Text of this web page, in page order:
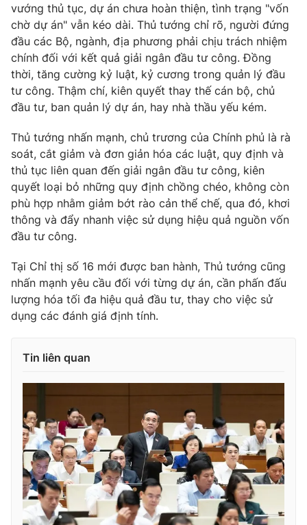
VTV Money VTV Thể thao
VTV Sức khoẻ Bất động sản
Thị trường 24h Tấm lòng Việt
VTV4 Vươn mình bằng AI
VTV9 VTV8
Liên hệ tòa soạn English
THỜI BÁO VTV
Cơ quan báo chí:
Thời báo VTV
Giấy phép hoạt động báo in và báo điện tử số 483/GP-BTTTT
cấp ngày 29/12/2023
Tổng Biên tập:Vũ Thanh Thủy
Phó Tổng Biên tập:Nguyễn Thị Mỹ Hạnh, Phạm Quốc Thắng,
Nguyễn Trọng Ninh
Tổng đài VTV:024.38 355 931 - 024.38 355 932
vướng thủ tục, dự án chưa hoàn thiện, tình trạng "vốn
chờ dự án" vẫn kéo dài. Thủ tướng chỉ rõ, người đứng
đầu các Bộ, ngành, địa phương phải chịu trách nhiệm
chính đối với kết quả giải ngân đầu tư công. Đồng
thời, tăng cường kỷ luật, kỷ cương trong quản lý đầu
tư công. Thậm chí, kiên quyết thay thế cán bộ, chủ
đầu tư, ban quản lý dự án, hay nhà thầu yếu kém.
Thủ tướng nhấn mạnh, chủ trương của Chính phủ là rà
soát, cắt giảm và đơn giản hóa các luật, quy định và
thủ tục liên quan đến giải ngân đầu tư công, kiên
quyết loại bỏ những quy định chồng chéo, không còn
phù hợp nhằm giảm bớt rào cản thể chế, qua đó, khơi
thông và đẩy nhanh việc sử dụng hiệu quả nguồn vốn
đầu tư công.
Tại Chỉ thị số 16 mới được ban hành, Thủ tướng cũng
nhấn mạnh yêu cầu đối với từng dự án, cần phấn đấu
lượng hóa tối đa hiệu quả đầu tư, thay cho việc sử
dụng các đánh giá định tính.
Tin liên quan